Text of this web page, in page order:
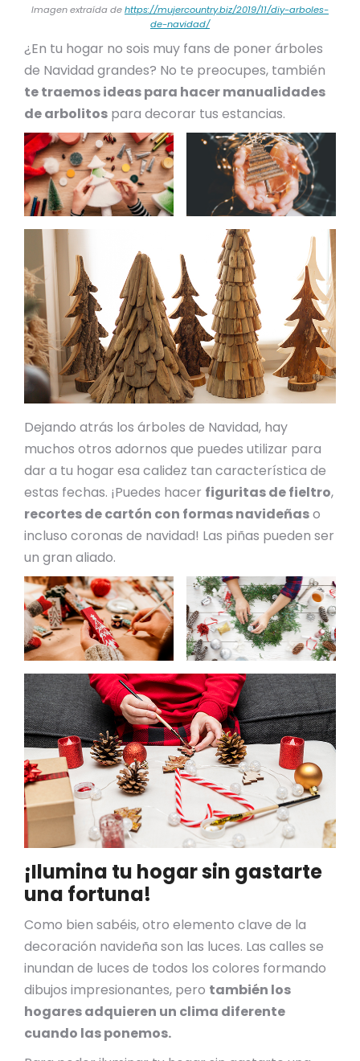
Imagen extraída dehttps://mujercountry.biz/2019/11/diy-arboles-
de-navidad/
¿En tu hogar no sois muy fans de poner árboles
de Navidad grandes? No te preocupes, también
te traemos ideas para hacer manualidades
de arbolitos para decorar tus estancias.
Dejando atrás los árboles de Navidad, hay
muchos otros adornos que puedes utilizar para
dar a tu hogar esa calidez tan característica de
estas fechas. ¡Puedes hacer figuritas de fieltro,
recortes de cartón con formas navideñaso
incluso coronas de navidad! Las piñas pueden ser
un gran aliado.
¡Ilumina tu hogar sin gastarte
una fortuna!
Como bien sabéis, otro elemento clave de la
decoración navideña son las luces. Las calles se
inundan de luces de todos los colores formando
dibujos impresionantes, pero también los
hogares adquieren un clima diferente
cuando las ponemos.